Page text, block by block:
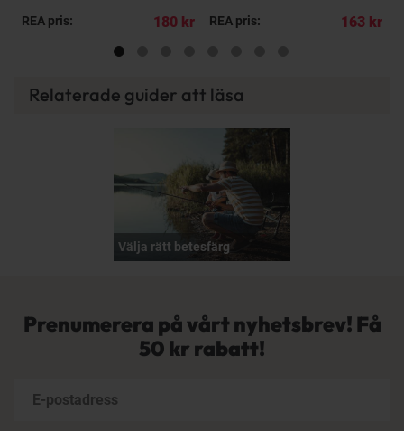
REA pris:
180 kr
REA pris:
163 kr
Relaterade guider att läsa
Välja rätt betesfärg
Prenumerera på vårt nyhetsbrev! Få
50 kr rabatt!